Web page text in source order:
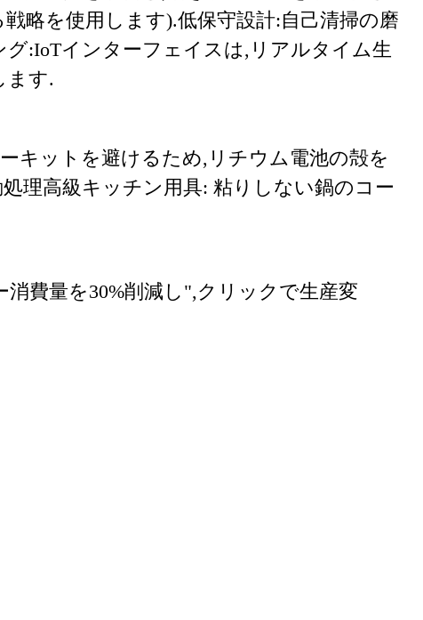
略を使用します).低保守設計:自己清掃の磨
グ:IoTインターフェイスは,リアルタイム生
ます.
キットを避けるため,リチウム電池の殻を
理高級キッチン用具: 粘りしない鍋のコー
費量を30%削減し",クリックで生産変